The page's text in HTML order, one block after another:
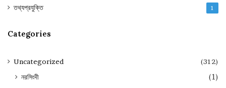
তথ্যপ্রযুক্তি 1
Categories
Uncategorized (312)
নরসিংদী (1)